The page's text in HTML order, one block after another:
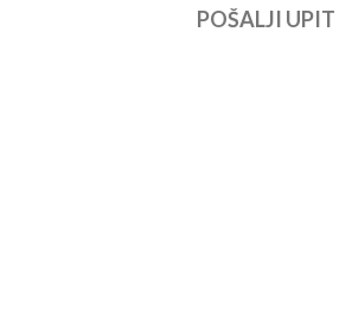
POŠALJI UPIT